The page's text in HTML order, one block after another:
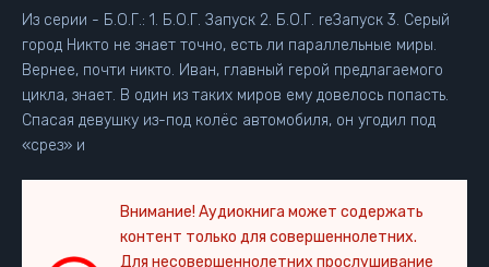
Из серии - Б.О.Г.: 1. Б.О.Г. Запуск 2. Б.О.Г. reЗапуск 3. Серый
город Никто не знает точно, есть ли параллельные миры.
Вернее, почти никто. Иван, главный герой предлагаемого
цикла, знает. В один из таких миров ему довелось попасть.
Спасая девушку из-под колёс автомобиля, он угодил под
«срез» и
Внимание! Аудиокнига может содержать
контент только для совершеннолетних.
Для несовершеннолетних прослушивание